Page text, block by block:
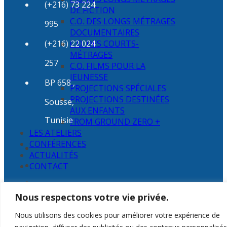
Nous respectons votre vie privée.
Nous utilisons des cookies pour améliorer votre expérience de
DE FICTION
C.O. DES LONGS MÉTRAGES
DOCUMENTAIRES
C.O. DES COURTS-
MÉTRAGES
C.O. FILMS POUR LA
JEUNESSE
PROJECTIONS SPÉCIALES
PROJECTIONS DESTINÉES
AUX ENFANTS
FROM GROUND ZERO +
LES ATELIERS
CONFÉRENCES
ACTUALITÉS
CONTACT
(+216) 73 224
995
(+216) 22 024
257
BP 658 ,
Sousse,
Tunisie